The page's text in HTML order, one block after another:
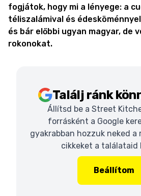
fogjátok, hogy mi a lényege: a
téliszalámival és
és bár előbbi ugyan magyar, de
rokonokat.
Találj ránk
Állítsd be a Street
forrásként a Google
gyakrabban hozzuk neked a
cikkeket a találataid
Beállítom